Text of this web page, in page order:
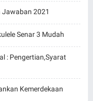
Jawaban 2021
Senar 3 Mudah
: Pengertian,Syarat
Kemerdekaan